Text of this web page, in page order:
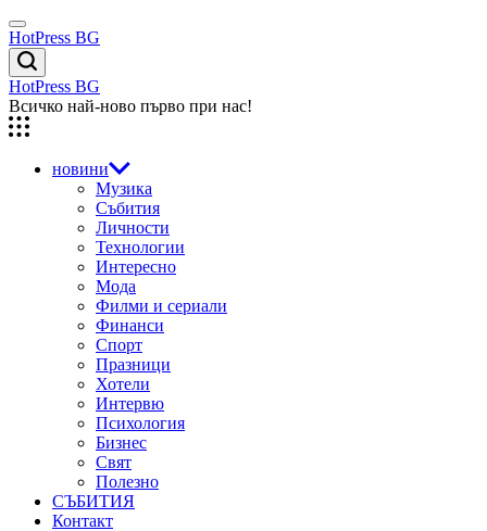
Skip
to
content
Menu
HotPress BG
Търсене
HotPress BG
Всичко най-ново първо при нас!
новини
Музика
Събития
Личности
Технологии
Интересно
Мода
Филми и сериали
Финанси
Спорт
Празници
Хотели
Интервю
Психология
Бизнес
Свят
Полезно
СЪБИТИЯ
Контакт